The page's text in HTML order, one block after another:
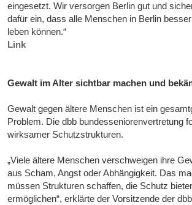
eingesetzt. Wir versorgen Berlin gut und
dafür ein, dass alle Menschen in Berlin
leben können.“
Link
Gewalt im Alter sichtbar machen und
Gewalt gegen ältere Menschen ist ein
Problem. Die dbb bundesseniorenvertretung
wirksamer Schutzstrukturen.
„Viele ältere Menschen verschweigen ihre
aus Scham, Angst oder Abhängigkeit. Das
müssen Strukturen schaffen, die Schutz
ermöglichen“, erklärte der Vorsitzende der dbb